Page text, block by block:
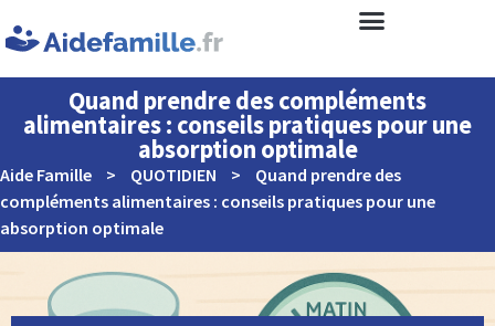
Quand prendre des compléments
alimentaires : conseils pratiques pour une
absorption optimale
Aide Famille > QUOTIDIEN >
Quand prendre des
compléments alimentaires : conseils pratiques pour une
absorption optimale